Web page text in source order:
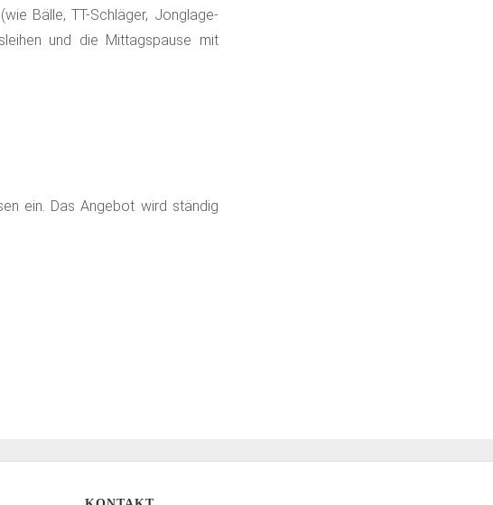
Bälle, TT-Schläger, Jonglage-
und die Mittagspause mit
ein. Das Angebot wird ständig